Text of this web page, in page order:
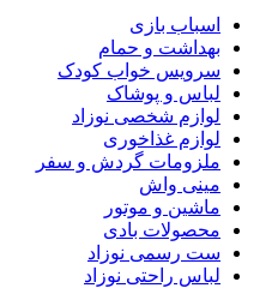
اسباب بازی
بهداشت و حمام
سرویس خواب کودک
لباس و پوشاک
لوازم شخصی نوزاد
لوازم غذاخوری
ملزومات گردش و سفر
مینی واش
ماشین و موتور
محصولات بادی
ست رسمی نوزاد
لباس راحتی نوزاد